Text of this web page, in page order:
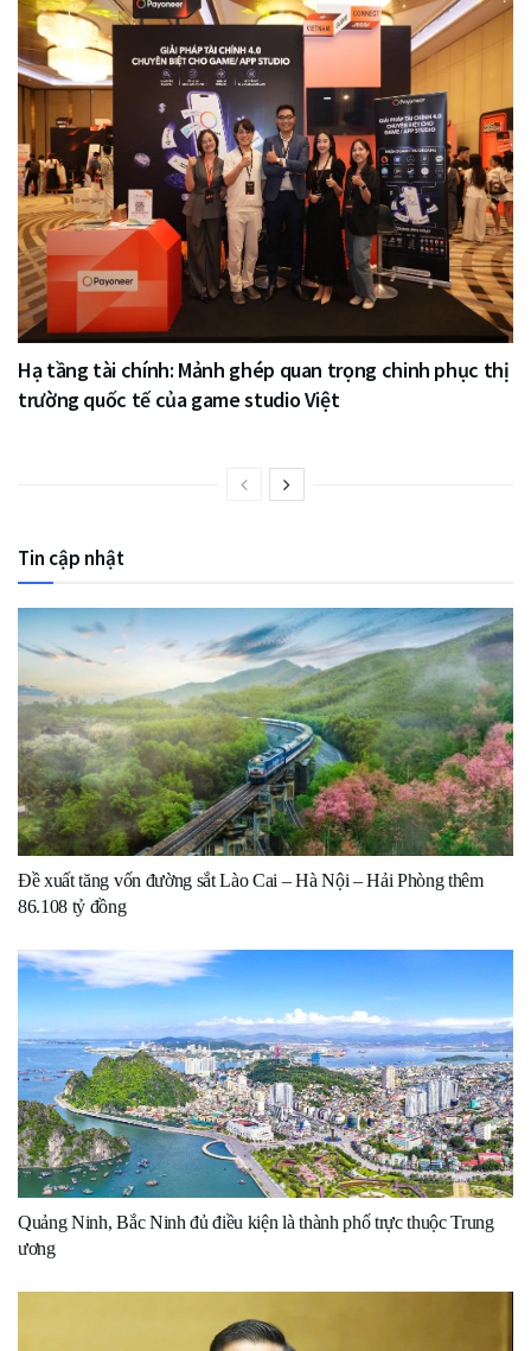
Hạ tầng tài chính: Mảnh ghép quan trọng chinh phục thị
trường quốc tế của game studio Việt
Tin cập nhật
Đề xuất tăng vốn đường sắt Lào Cai – Hà Nội – Hải Phòng thêm
86.108 tỷ đồng
Quảng Ninh, Bắc Ninh đủ điều kiện là thành phố trực thuộc Trung
ương